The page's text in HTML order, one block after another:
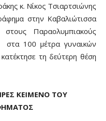
κ. Νίκος Τσιαρτσιώνης
στην Καβαλιώτισσα
Παραολυμπιακούς
στα 100 μέτρα γυναικών
τη δεύτερη θέση
ΚΕΙΜΕΝΟ ΤΟΥ